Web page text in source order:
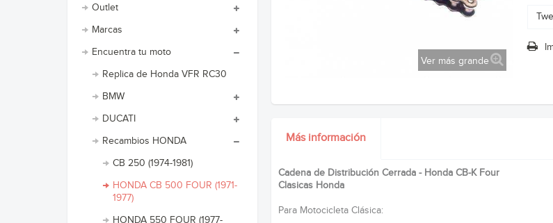
Outlet
Marcas
Encuentra tu moto
Replica de Honda VFR RC30
BMW
DUCATI
Recambios HONDA
CB 250 (1974-1981)
HONDA CB 500 FOUR (1971-
1977)
HONDA 550 FOUR (1977-
Ver más grande
Más información
Cadena de Distribución Cerrada - Honda CB-K Four
Clasicas Honda
Para Motocicleta Clásica: